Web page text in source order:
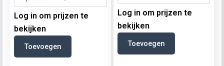
Log in om prijzen te
bekijken
Toevoegen
Log in om prijzen te
bekijken
Toevoegen